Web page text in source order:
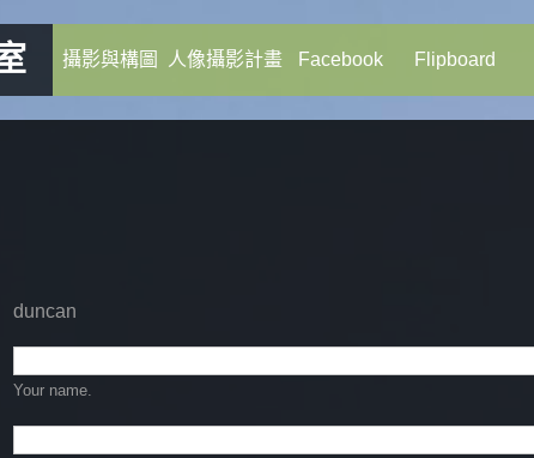
攝影與構圖 人像攝影計畫 Facebook Flipboard
duncan
Your name.